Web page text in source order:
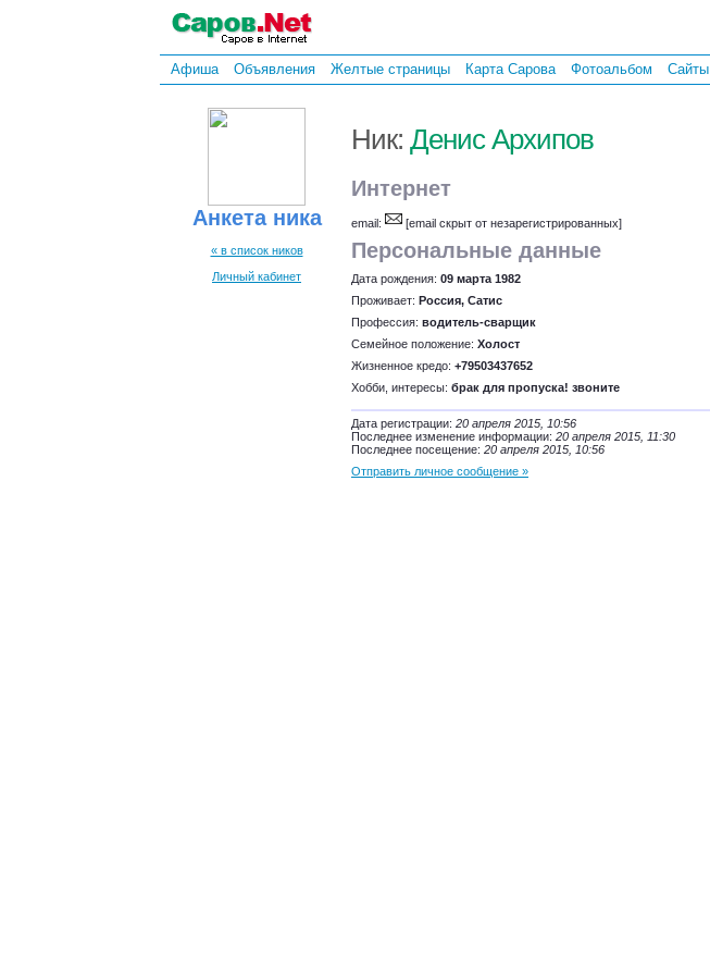
Афиша Объявления Желтые страницы Карта Сарова Фотоальбом Сайты
Анкета ника
« в список ников
Личный кабинет
Ник: Денис Архипов
Интернет
email: [email скрыт от незарегистрированных]
Персональные данные
Дата рождения: 09 марта 1982
Проживает: Россия, Сатис
Профессия: водитель-сварщик
Семейное положение: Холост
Жизненное кредо: +79503437652
Хобби, интересы: брак для пропуска! звоните
Дата регистрации: 20 апреля 2015, 10:56
Последнее изменение информации: 20 апреля 2015, 11:30
Последнее посещение: 20 апреля 2015, 10:56
Отправить личное сообщение »